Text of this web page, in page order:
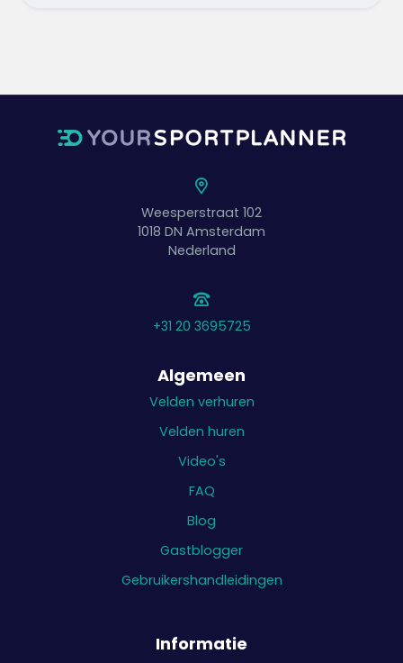
Weesperstraat 102
1018 DN Amsterdam
Nederland
+31 20 3695725
Algemeen
Velden verhuren
Velden huren
Video's
FAQ
Blog
Gastblogger
Gebruikershandleidingen
Informatie